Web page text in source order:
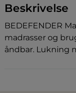
Beskrivelse
BEDEFENDER
madrasser og
åndbar. Lukning